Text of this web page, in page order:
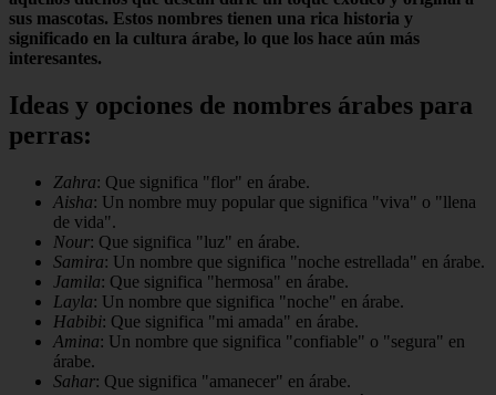
sus mascotas. Estos nombres tienen una rica historia y
significado en la cultura árabe, lo que los hace aún más
interesantes.
Ideas y opciones de nombres árabes para
perras:
Zahra: Que significa "flor" en árabe.
Aisha: Un nombre muy popular que significa "viva" o "llena
de vida".
Nour: Que significa "luz" en árabe.
Samira: Un nombre que significa "noche estrellada" en árabe.
Jamila: Que significa "hermosa" en árabe.
Layla: Un nombre que significa "noche" en árabe.
Habibi: Que significa "mi amada" en árabe.
Amina: Un nombre que significa "confiable" o "segura" en
árabe.
Sahar: Que significa "amanecer" en árabe.